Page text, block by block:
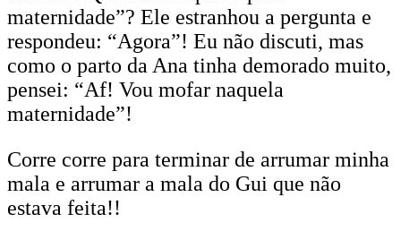
maternidade”? Ele estranhou a pergunta e
respondeu: “Agora”! Eu não discuti, mas
como o parto da Ana tinha demorado muito,
pensei: “Af! Vou mofar naquela
maternidade”!
Corre corre para terminar de arrumar minha
mala e arrumar a mala do Gui que não
estava feita!!